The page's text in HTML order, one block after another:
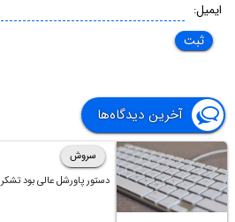
ایمیل:
آخرین دیدگاه‌ها
سروش
دستور پاورشل عالی بود تشکر